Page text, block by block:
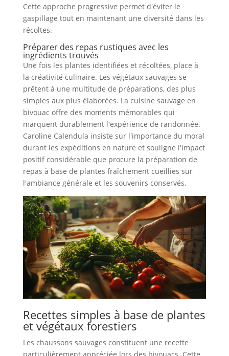
Cette approche progressive permet d'éviter le
gaspillage tout en maintenant une diversité dans les
récoltes.
Préparer des repas rustiques avec les
ingrédients trouvés
Une fois les plantes identifiées et récoltées, place à
la créativité culinaire. Les végétaux sauvages se
prêtent à une multitude de préparations, des plus
simples aux plus élaborées. La cuisine sauvage en
bivouac offre des moments mémorables qui
marquent durablement l'expérience de randonnée.
Caroline Calendula insiste sur l'importance du moral
durant les expéditions en nature et souligne l'impact
positif considérable que procure la préparation de
repas à base de plantes fraîchement cueillies sur
l'ambiance générale et les souvenirs conservés.
Recettes simples à base de plantes
et végétaux forestiers
Les chaussons sauvages constituent une recette
particulièrement appréciée lors des bivouacs. Cette